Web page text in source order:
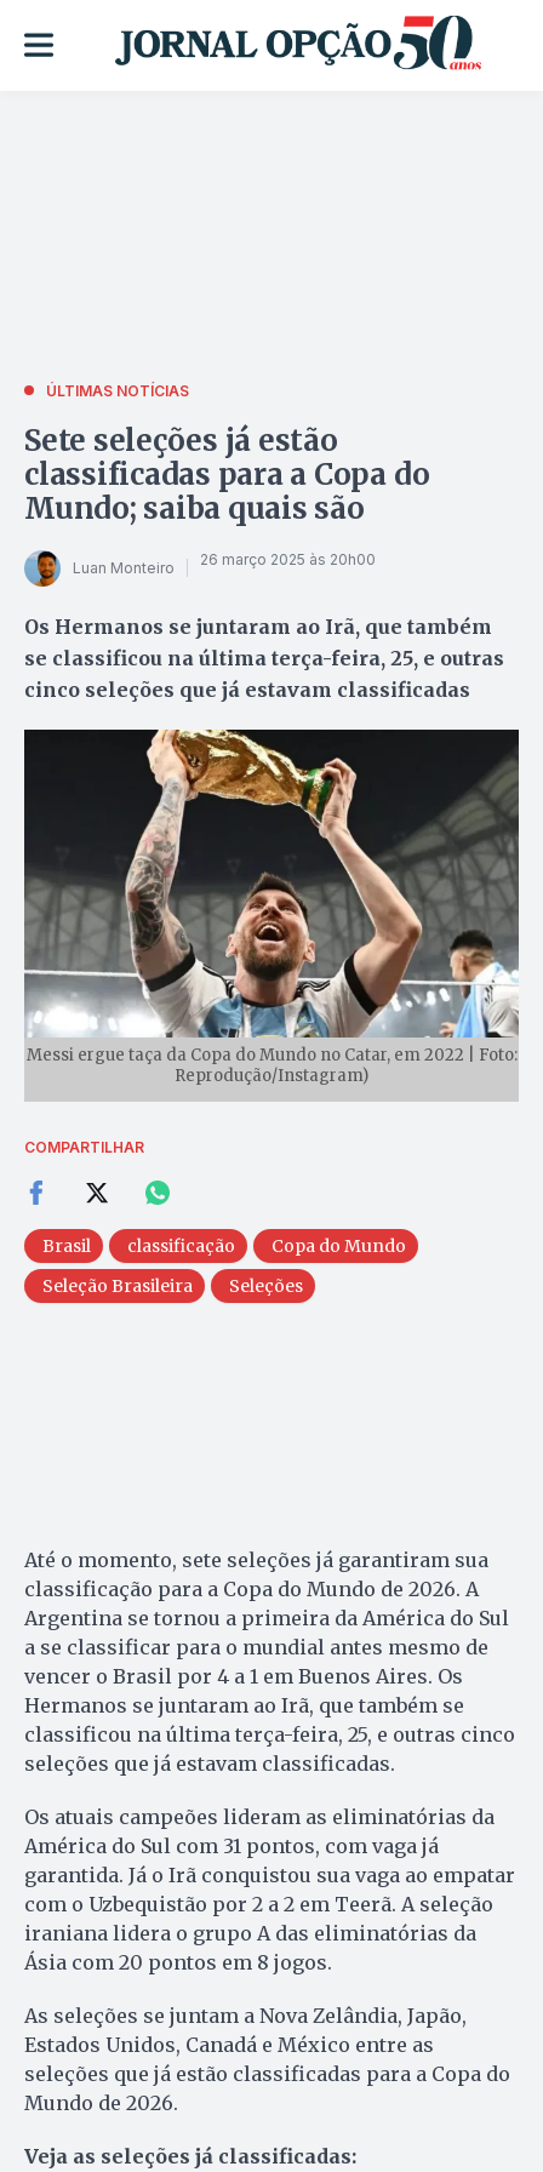
ÚLTIMAS NOTÍCIAS
Sete seleções já estão
classificadas para a Copa do
Mundo; saiba quais são
Luan Monteiro 26 março 2025 às 20h00
Os Hermanos se juntaram ao Irã, que também
se classificou na última terça-feira, 25, e outras
cinco seleções que já estavam classificadas
Messi ergue taça da Copa do Mundo no Catar, em 2022 | Foto:
Reprodução/Instagram)
COMPARTILHAR
Brasil classificação
Copa do Mundo
Seleção Brasileira
Seleções
Até o momento, sete seleções já garantiram sua
classificação para a Copa do Mundo de 2026. A
Argentina se tornou a primeira da América do Sul
a se classificar para o mundial antes mesmo de
vencer o Brasil por 4 a 1 em Buenos Aires. Os
Hermanos se juntaram ao Irã, que também se
classificou na última terça-feira, 25, e outras cinco
seleções que já estavam classificadas.
Os atuais campeões lideram as eliminatórias da
América do Sul com 31 pontos, com vaga já
garantida. Já o Irã conquistou sua vaga ao empatar
com o Uzbequistão por 2 a 2 em Teerã. A seleção
iraniana lidera o grupo A das eliminatórias da
Ásia com 20 pontos em 8 jogos.
As seleções se juntam a Nova Zelândia, Japão,
Estados Unidos, Canadá e México entre as
seleções que já estão classificadas para a Copa do
Mundo de 2026.
Veja as seleções já classificadas: